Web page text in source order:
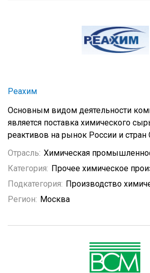
Реахим
Основным видом деятельности
является поставка химического
реактивов на рынок России и стран
Отрасль: Химическая
Категория: Прочее химическое
Подкатегория: Производство
Регион: Москва